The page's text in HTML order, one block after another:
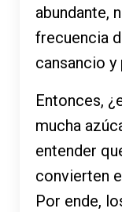
abundante,
frecuencia
cansancio
Entonces,
mucha
entender
convierten
Por ende,